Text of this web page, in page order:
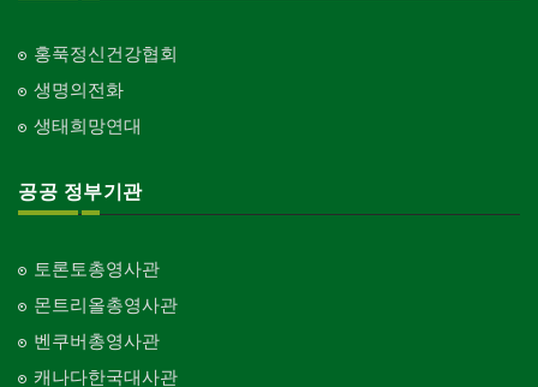
홍푹정신건강협회
생명의전화
생태희망연대
공공 정부기관
토론토총영사관
몬트리올총영사관
벤쿠버총영사관
캐나다한국대사관